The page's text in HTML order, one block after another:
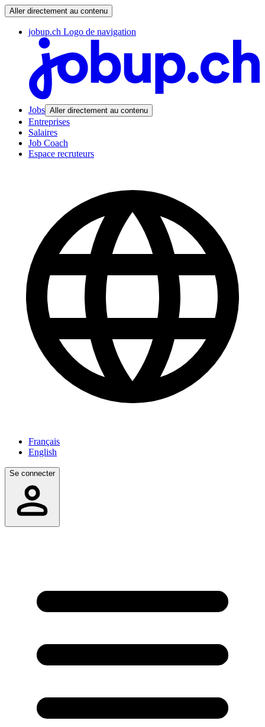
Aller directement au contenu
jobup.ch Logo de navigation
Jobs Aller directement au contenu
Entreprises
Salaires
Job Coach
Espace recruteurs
Français
English
Se connecter